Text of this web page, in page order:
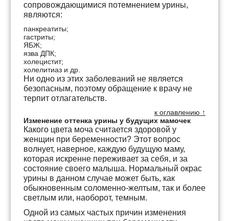
сопровождающимися потемнением урины,
являются:
панкреатиты;
гастриты;
ЯБЖ;
язва ДПК;
холецистит;
холелитиаз и др.
Ни одно из этих заболеваний не является
безопасным, поэтому обращение к врачу не
терпит отлагательств.
к оглавлению ↑
Изменение оттенка урины у будущих мамочек
Какого цвета моча считается здоровой у
женщин при беременности? Этот вопрос
волнует, наверное, каждую будущую маму,
которая искренне переживает за себя, и за
состояние своего малыша. Нормальный окрас
урины в данном случае может быть, как
обыкновенным соломенно-желтым, так и более
светлым или, наоборот, темным.
Одной из самых частых причин изменения